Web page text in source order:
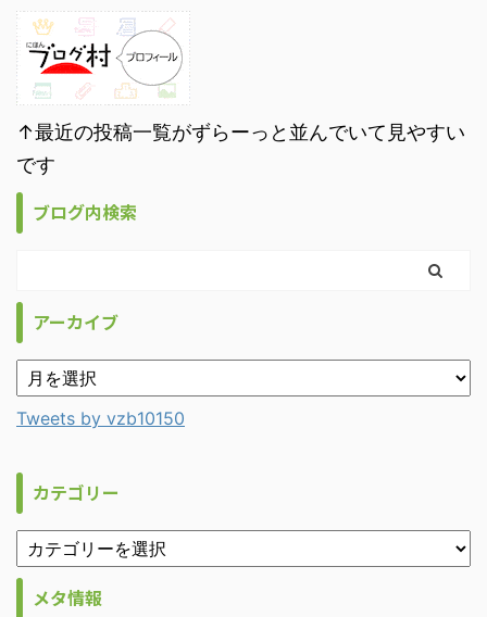
↑最近の投稿一覧がずらーっと並んでいて見やすい
です
ブログ内検索
アーカイブ
Tweets by vzb10150
カテゴリー
メタ情報